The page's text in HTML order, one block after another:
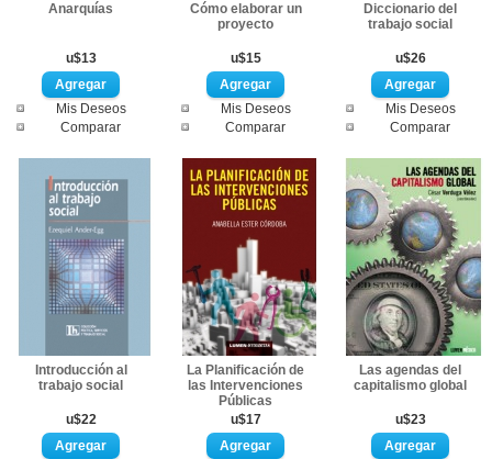
Anarquías
u$13
Mis Deseos
Comparar
Cómo elaborar un
proyecto
u$15
Mis Deseos
Comparar
Diccionario del
trabajo social
u$26
Mis Deseos
Comparar
Introducción al
trabajo social
u$22
La Planificación de
las Intervenciones
Públicas
u$17
Las agendas del
capitalismo global
u$23